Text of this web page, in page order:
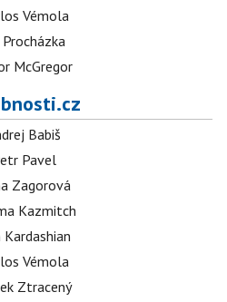
Vémola
McGregor
Babiš
Pavel
Zagorová
Kazmitch
Kardashian
Vémola
Ztracený